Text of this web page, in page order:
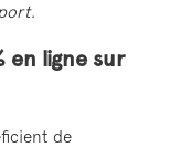
.
en ligne sur
de